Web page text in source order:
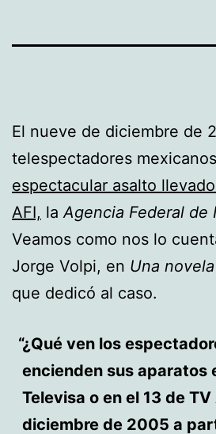
El nueve de diciembre de
telespectadores
espectacular asalto
AFI, la Agencia Federal de
Veamos como nos lo
Jorge Volpi, en Una
que dedicó al caso.
¿Qué ven los
encienden sus aparatos
Televisa o en el 13 de
diciembre de 2005 a